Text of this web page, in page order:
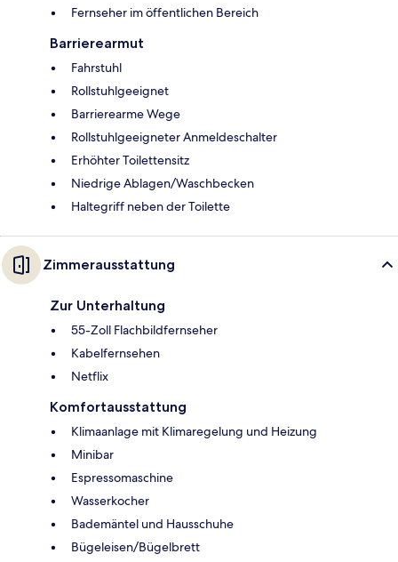
Fernseher im öffentlichen Bereich
Barrierearmut
Fahrstuhl
Rollstuhlgeeignet
Barrierearme Wege
Rollstuhlgeeigneter Anmeldeschalter
Erhöhter Toilettensitz
Niedrige Ablagen/Waschbecken
Haltegriff neben der Toilette
Zimmerausstattung
Zur Unterhaltung
55-Zoll Flachbildfernseher
Kabelfernsehen
Netflix
Komfortausstattung
Klimaanlage mit Klimaregelung und Heizung
Minibar
Espressomaschine
Wasserkocher
Bademäntel und Hausschuhe
Bügeleisen/Bügelbrett